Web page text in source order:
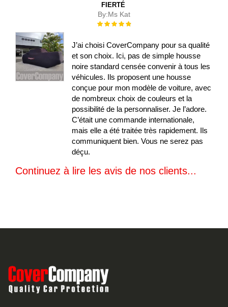
FIERTÉ
By:Ms Kat
Évaluation :
J’ai choisi CoverCompany pour sa qualité
et son choix. Ici, pas de simple housse
noire standard censée convenir à tous les
véhicules. Ils proposent une housse
conçue pour mon modèle de voiture, avec
de nombreux choix de couleurs et la
possibilité de la personnaliser. Je l’adore.
C’était une commande internationale,
mais elle a été traitée très rapidement. Ils
communiquent bien. Vous ne serez pas
déçu.
Continuez à lire les avis de nos clients...